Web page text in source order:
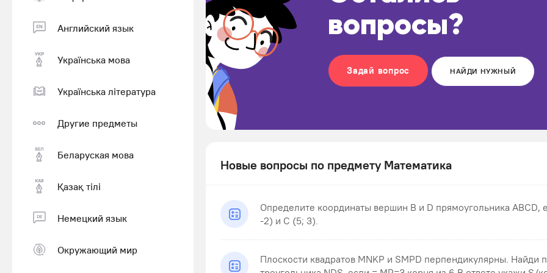
Английский язык
Українська мова
Українська література
Другие предметы
Беларуская мова
Қазақ тiлi
Немецкий язык
Окружающий мир
вопросы?
Задай вопрос НАЙДИ НУЖНЫЙ
Новые вопросы по предмету Математика
Определите координаты вершин В и D прямоугольника ABCD,
-2) и С (5; 3).
Плоскости квадратов MNKP и SMPD перпендикулярны. Найди